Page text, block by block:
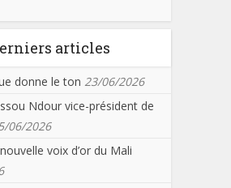
articles
donne le ton 23/06/2026
Ndour vice-président de
06/2026
voix d’or du Mali